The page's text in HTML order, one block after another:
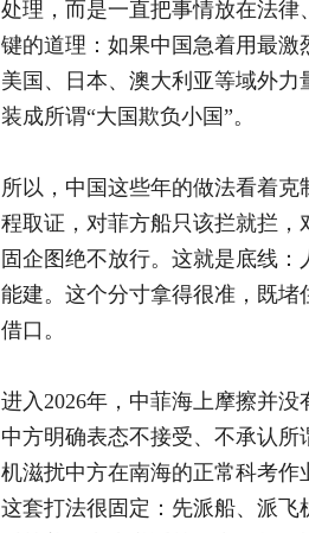
处理，而是一直把事情放在法
键的道理：如果中国急着用最激
美国、日本、澳大利亚等域外
装成所谓“大国欺负小国”。
所以，中国这些年的做法看着
程取证，对菲方船只该拦就拦
固企图绝不放行。这就是底线
能建。这个分寸拿得很准，既
借口。
进入2026年，中菲海上摩擦并
中方明确表态不接受、不承认
机滋扰中方在南海的正常科考
这套打法很固定：先派船、派